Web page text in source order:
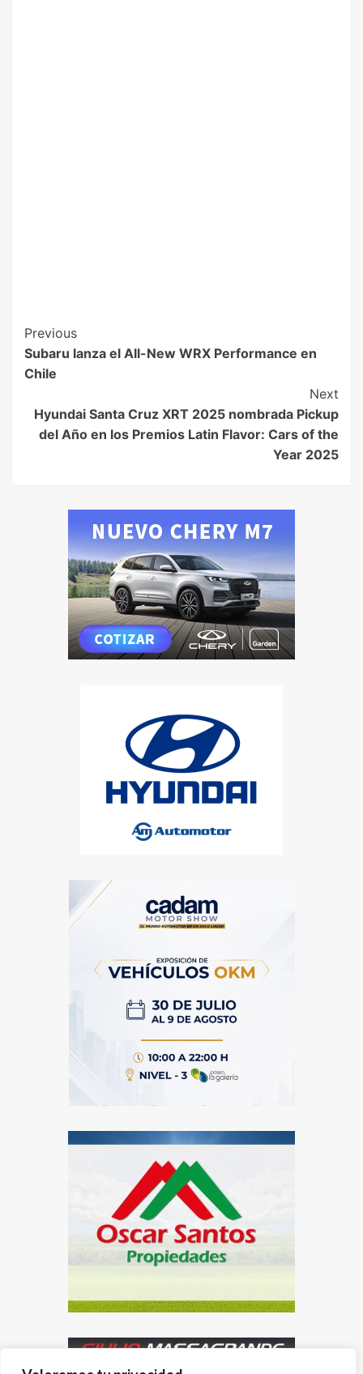
Previous
Subaru lanza el All-New WRX Performance en
Chile
Next
Hyundai Santa Cruz XRT 2025 nombrada Pickup
del Año en los Premios Latin Flavor: Cars of the
Year 2025